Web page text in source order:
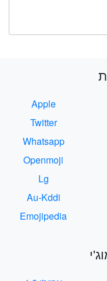
Apple
Twitter
Whatsapp
Openmoji
Lg
Au-Kddi
Emojipedia